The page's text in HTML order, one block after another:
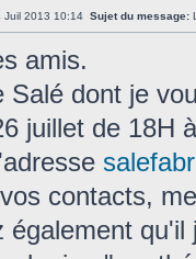
Juil 2013 10:14 Sujet du message:
amis.
Salé dont je
juillet de 18H
contacts,
également